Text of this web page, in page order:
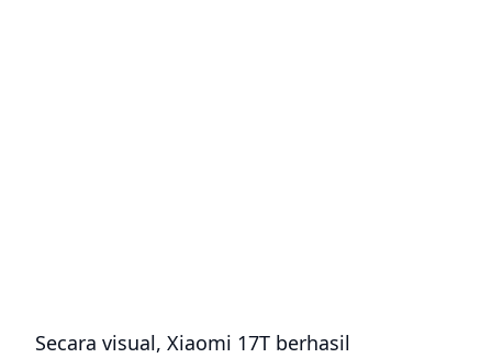
Secara visual, Xiaomi 17T berhasil